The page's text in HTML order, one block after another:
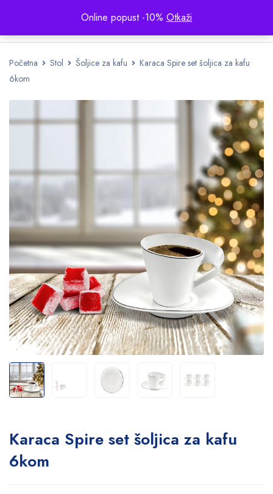
Online popust -10% Otkaži
Početna Stol Šoljice za kafu
Karaca Spire set šoljica za kafu
6kom
Karaca Spire set šoljica za kafu
6kom